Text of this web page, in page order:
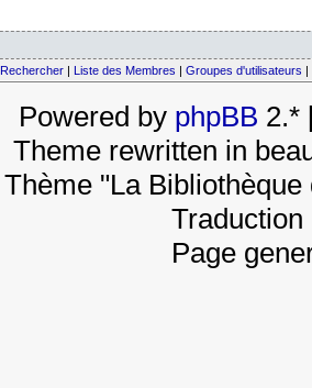
Rechercher | Liste des Membres | Groupes d'utilisateurs |
Powered by phpBB 2.*
Theme rewritten in
Thème "La
Page